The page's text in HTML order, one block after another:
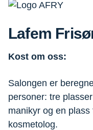
Lafem
Kost om oss:
Salongen er
personer: tre
manikyr og en
kosmetolog.